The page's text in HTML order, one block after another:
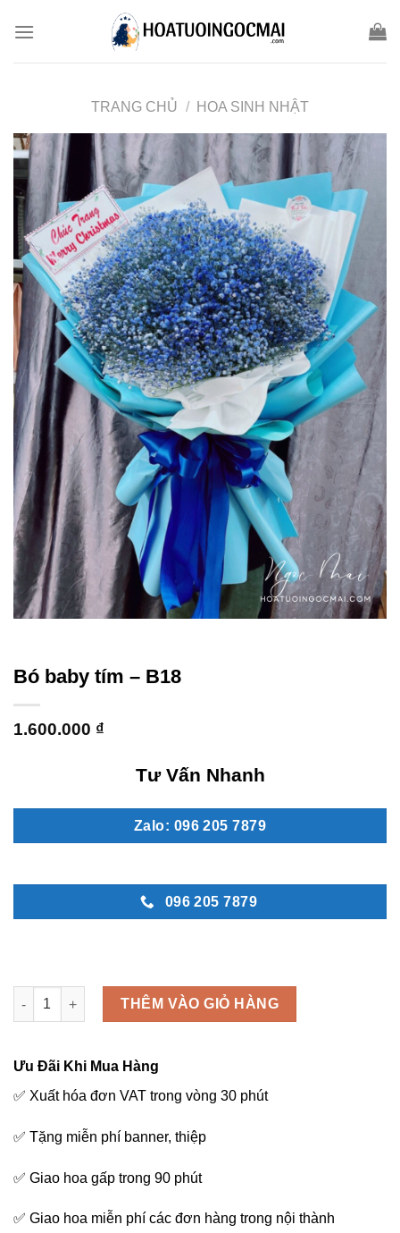
TRANG CHỦ / HOA SINH NHẬT
Bó baby tím – B18
1.600.000 ₫
Tư Vấn Nhanh
Zalo: 096 205 7879
096 205 7879
Bó baby tím - B18 số lượng
THÊM VÀO GIỎ HÀNG
Ưu Đãi Khi Mua Hàng
✅ Xuất hóa đơn VAT trong vòng 30 phút
✅ Tặng miễn phí banner, thiệp
✅ Giao hoa gấp trong 90 phút
✅ Giao hoa miễn phí các đơn hàng trong nội thành